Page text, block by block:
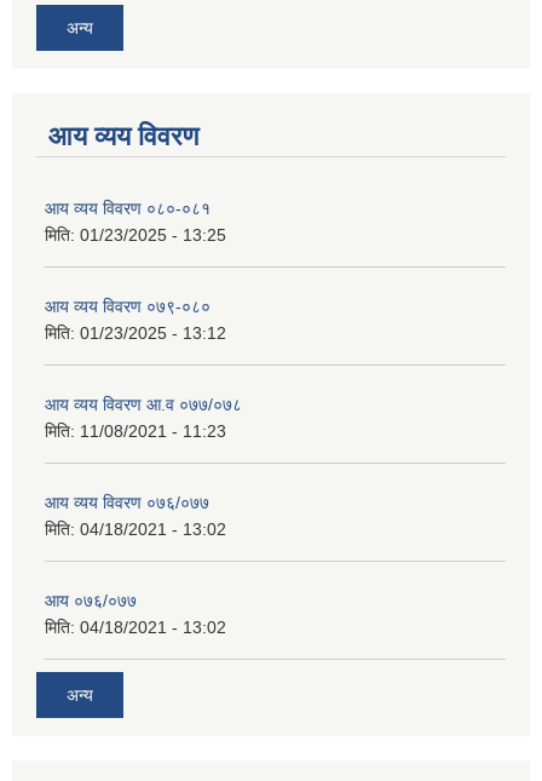
अन्य
आय व्यय विवरण
आय व्यय विवरण ०८०-०८१
मिति: 01/23/2025 - 13:25
आय व्यय विवरण ०७९-०८०
मिति: 01/23/2025 - 13:12
आय व्यय विवरण आ.व ०७७/०७८
मिति: 11/08/2021 - 11:23
आय व्यय विवरण ०७६/०७७
मिति: 04/18/2021 - 13:02
आय ०७६/०७७
मिति: 04/18/2021 - 13:02
अन्य